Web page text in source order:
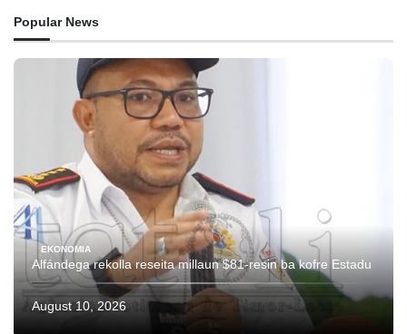
Popular News
EKONOMIA
Alfándega rekolla reseita millaun $81-resin ba kofre Estadu
August 10, 2026